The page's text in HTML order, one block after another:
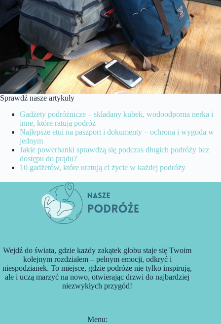
Sprawdź nasze artykuły
Gadżety podróżnicze – składany kubek, wodoodporna nerka i
inne, które ratują podróż
Najlepsze etui na paszport i dokumenty – ochrona i wygoda w
jednym
Jakie powerbanki sprawdzą się podczas długich podróży bez
dostępu do prądu?
10 gadżetów, które uratują ci życie w każdej podróży
Wejdź do świata, gdzie każdy zakątek globu staje się Twoim
kolejnym rozdziałem – pełnym emocji, odkryć i
niespodzianek. To miejsce, gdzie podróże nie tylko inspirują,
ale i uczą marzyć na nowo, otwierając drzwi do najbardziej
niezwykłych przygód!
Menu: